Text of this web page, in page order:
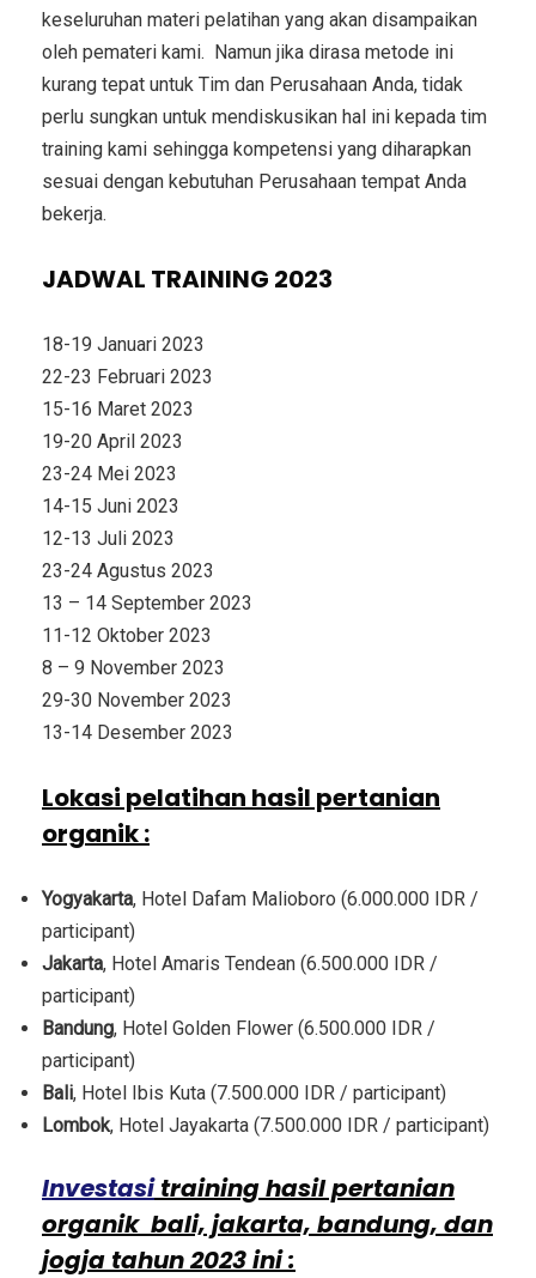
keseluruhan materi pelatihan yang akan disampaikan
oleh pemateri kami. Namun jika dirasa metode ini
kurang tepat untuk Tim dan Perusahaan Anda, tidak
perlu sungkan untuk mendiskusikan hal ini kepada tim
training kami sehingga kompetensi yang diharapkan
sesuai dengan kebutuhan Perusahaan tempat Anda
bekerja.
JADWAL TRAINING 2023
18-19 Januari 2023
22-23 Februari 2023
15-16 Maret 2023
19-20 April 2023
23-24 Mei 2023
14-15 Juni 2023
12-13 Juli 2023
23-24 Agustus 2023
13 – 14 September 2023
11-12 Oktober 2023
8 – 9 November 2023
29-30 November 2023
13-14 Desember 2023
Lokasi pelatihan hasil pertanian
organik:
Yogyakarta, Hotel Dafam Malioboro (6.000.000 IDR /
participant)
Jakarta, Hotel Amaris Tendean (6.500.000 IDR /
participant)
Bandung, Hotel Golden Flower (6.500.000 IDR /
participant)
Bali, Hotel Ibis Kuta (7.500.000 IDR / participant)
Lombok, Hotel Jayakarta (7.500.000 IDR / participant)
Investasitraining hasil pertanian
organik bali, jakarta, bandung, dan
jogja tahun 2023 ini :